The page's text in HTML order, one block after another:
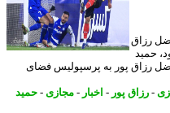
پور به پرسپولیس فضای
رزاق پور-اخبار -مجازی- حمید